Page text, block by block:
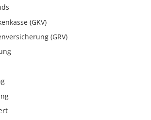
(GKV)
(GRV)